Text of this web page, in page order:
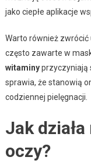
jako ciepłe aplikacje
Warto również zwrócić
często zawarte w
witaminyprzyczyniają
sprawia, że stanowią
codziennej pielęgnacji.
Jak
oczy?